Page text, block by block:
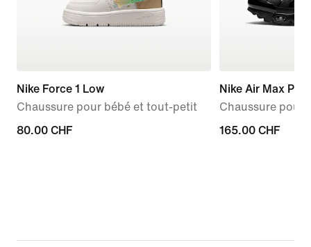
Nike Force 1 Low
Chaussure pour bébé et tout-petit
80.00 CHF
80.00 CHF
Nike Air Max Plus
Chaussure pour
165.00 CHF
165.00 CHF